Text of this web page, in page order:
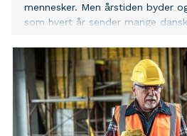
mennesker. Men årstiden byder
som hvert år sender mange
skader og sygdomme samt råd
forebygger dem.